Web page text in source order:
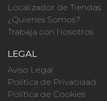
Localizador de Tiendas
¿Quienes Somos?
Trabaja con Nosotros
LEGAL
Aviso Legal
Política de Privacidad
Política de Cookies